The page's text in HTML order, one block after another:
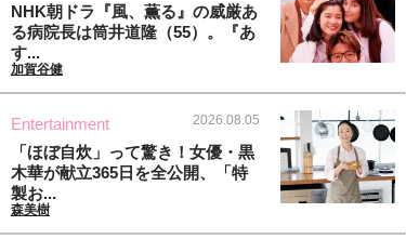
NHK朝ドラ『風、薫る』の威厳あ
る病院長は筒井道隆（55）。『あ
す...
加賀谷健
Entertainment 2026.08.05
「ほぼ自炊」って驚き！女優・黒
木華が献立365日を全公開、「特
製お...
森美樹